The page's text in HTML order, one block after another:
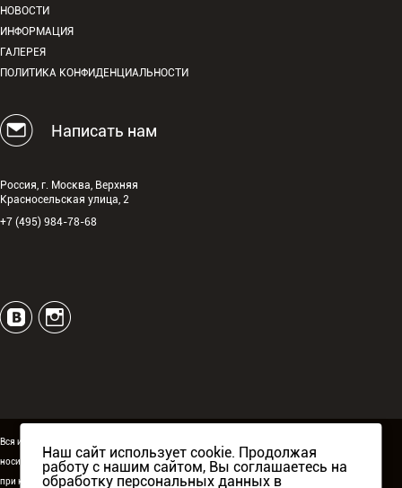
НОВОСТИ
ИНФОРМАЦИЯ
ГАЛЕРЕЯ
ПОЛИТИКА КОНФИДЕНЦИАЛЬНОСТИ
Написать нам
Россия, г. Москва, Верхняя
Красносельская улица, 2
+7 (495) 984-78-68
Вся информация, размещённая на сайте espguitars.ru,
носит исключительно информационный характер и ни
при каких условиях не является публичной офертой.
Наш сайт использует cookie. Продолжая
работу с нашим сайтом, Вы соглашаетесь на
обработку персональных данных в